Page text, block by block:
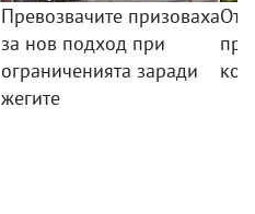
Превозвачите призоваха
за нов подход при
ограниченията заради
жегите